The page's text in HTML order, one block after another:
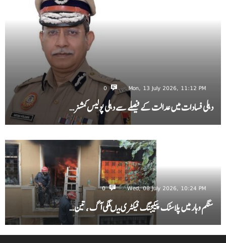
Mon, 13 July 2026, 11:12 PM
0
دہلی فسادات میں عدالت کے فیصلے سے دہلی پولیس کمشنر…
Wed, 08 July 2026, 10:24 PM
0
سنگم وہار میں پلاسٹک پیکیجنگ فیکٹری میںلگی آگ ، تین…